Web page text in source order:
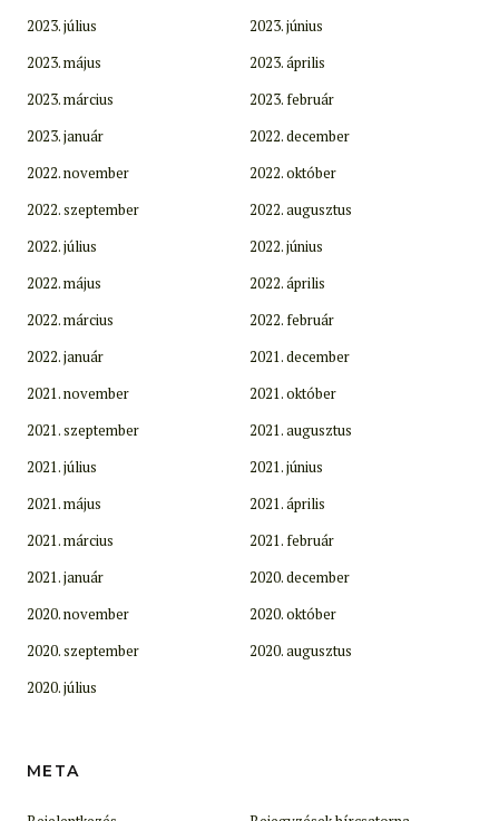
2023. július
2023. június
2023. május
2023. április
2023. március
2023. február
2023. január
2022. december
2022. november
2022. október
2022. szeptember
2022. augusztus
2022. július
2022. június
2022. május
2022. április
2022. március
2022. február
2022. január
2021. december
2021. november
2021. október
2021. szeptember
2021. augusztus
2021. július
2021. június
2021. május
2021. április
2021. március
2021. február
2021. január
2020. december
2020. november
2020. október
2020. szeptember
2020. augusztus
2020. július
META